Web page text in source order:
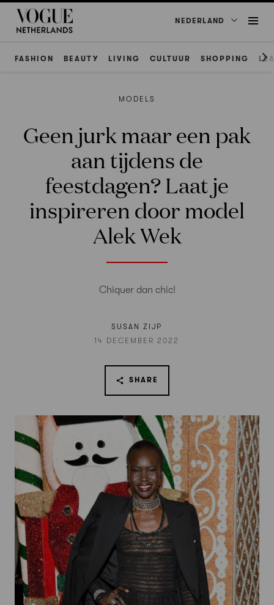
NEDERLAND
FASHION BEAUTY LIVING CULTUUR SHOPPING
MODELS
Geen jurk maar een pak
aan tijdens de
feestdagen? Laat je
inspireren door model
Alek Wek
Chiquer dan chic!
SUSAN ZIJP
14 DECEMBER 2022
SHARE